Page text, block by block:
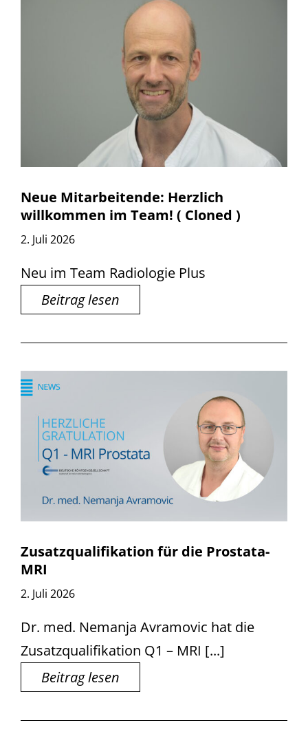
Neue Mitarbeitende: Herzlich
willkommen im Team! ( Cloned )
2. Juli 2026
Neu im Team Radiologie Plus
Beitrag lesen
Zusatzqualifikation für die Prostata-
MRI
2. Juli 2026
Dr. med. Nemanja Avramovic hat die
Zusatzqualifikation Q1 – MRI [...]
Beitrag lesen